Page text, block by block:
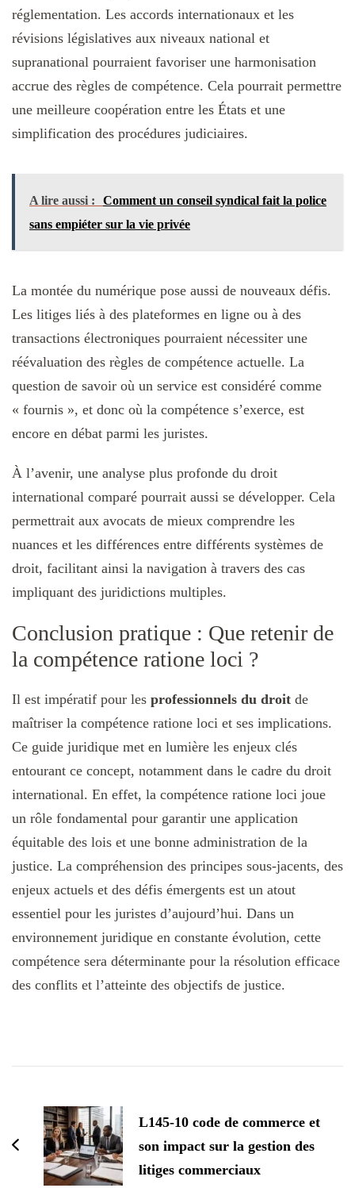
réglementation. Les accords internationaux et les
révisions législatives aux niveaux national et
supranational pourraient favoriser une harmonisation
accrue des règles de compétence. Cela pourrait permettre
une meilleure coopération entre les États et une
simplification des procédures judiciaires.
A lire aussi :
Comment un conseil syndical fait la police
sans empiéter sur la vie privée
La montée du numérique pose aussi de nouveaux défis.
Les litiges liés à des plateformes en ligne ou à des
transactions électroniques pourraient nécessiter une
réévaluation des règles de compétence actuelle. La
question de savoir où un service est considéré comme
« fournis », et donc où la compétence s’exerce, est
encore en débat parmi les juristes.
À l’avenir, une analyse plus profonde du droit
international comparé pourrait aussi se développer. Cela
permettrait aux avocats de mieux comprendre les
nuances et les différences entre différents systèmes de
droit, facilitant ainsi la navigation à travers des cas
impliquant des juridictions multiples.
Conclusion pratique : Que retenir de
la compétence ratione loci ?
Il est impératif pour les professionnels du droit de
maîtriser la compétence ratione loci et ses implications.
Ce guide juridique met en lumière les enjeux clés
entourant ce concept, notamment dans le cadre du droit
international. En effet, la compétence ratione loci joue
un rôle fondamental pour garantir une application
équitable des lois et une bonne administration de la
justice. La compréhension des principes sous-jacents, des
enjeux actuels et des défis émergents est un atout
essentiel pour les juristes d’aujourd’hui. Dans un
environnement juridique en constante évolution, cette
compétence sera déterminante pour la résolution efficace
des conflits et l’atteinte des objectifs de justice.
d'article
L145-10 code de commerce et
son impact sur la gestion des
litiges commerciaux